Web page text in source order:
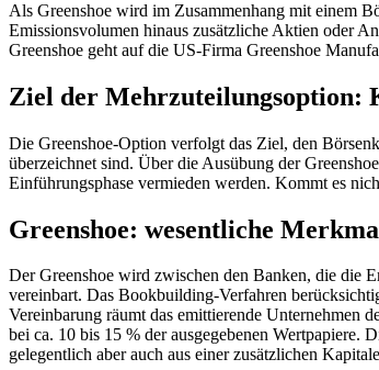
Als Greenshoe wird im Zusammenhang mit einem
Emissionsvolumen hinaus zusätzliche Aktien oder
Greenshoe geht auf die US-Firma Greenshoe
Ziel der Mehrzuteilungsoption:
Die Greenshoe-Option verfolgt das Ziel, den
überzeichnet sind. Über die Ausübung der
Einführungsphase vermieden werden. Kommt es
Greenshoe: wesentliche
Der Greenshoe wird zwischen den Banken, die die
vereinbart. Das Bookbuilding-Verfahren
Vereinbarung räumt das emittierende
bei ca. 10 bis 15 % der ausgegebenen Wertpapiere.
gelegentlich aber auch aus einer zusätzlichen